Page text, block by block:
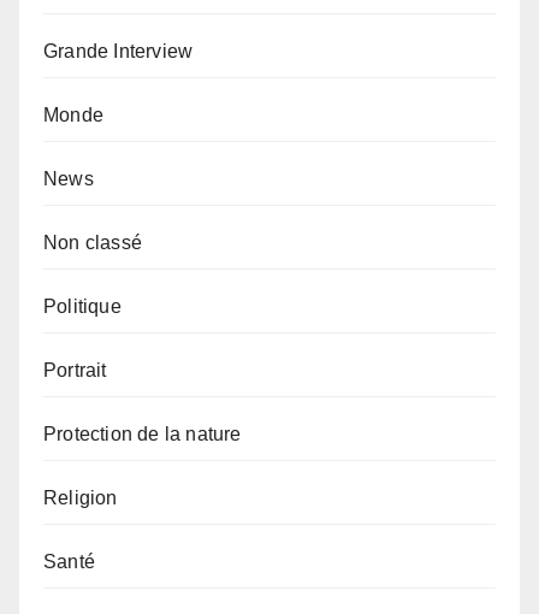
Grande Interview
Monde
News
Non classé
Politique
Portrait
Protection de la nature
Religion
Santé